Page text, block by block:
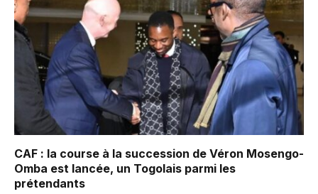
CAF : la course à la succession de Véron Mosengo-
Omba est lancée, un Togolais parmi les
prétendants